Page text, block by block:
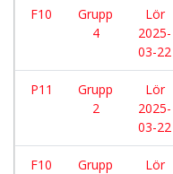
F10
Grupp
4
Lör
2025-
03-22
P11
Grupp
2
Lör
2025-
03-22
F10
Grupp
Lör